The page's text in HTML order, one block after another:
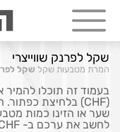
שקל לפרנק שווייצרי
המרת מטבעות שקל שקל
לחשב את ערכם ב- CHF.